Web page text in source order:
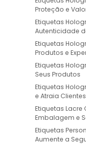
Proteção e
Etiquetas
Autenticidade
Etiquetas
Produtos e
Etiquetas
Seus Produtos
Etiquetas
e Atraia Clientes
Etiquetas Lacre
Embalagem e
Etiquetas
Aumente a